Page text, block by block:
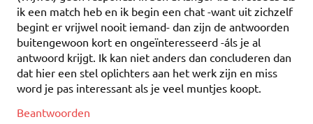
ik een match heb en ik begin een chat -want uit zichzelf
begint er vrijwel nooit iemand- dan zijn de antwoorden
buitengewoon kort en ongeïnteresseerd -áls je al
antwoord krijgt. Ik kan niet anders dan concluderen dan
dat hier een stel oplichters aan het werk zijn en miss
word je pas interessant als je veel muntjes koopt.
Beantwoorden